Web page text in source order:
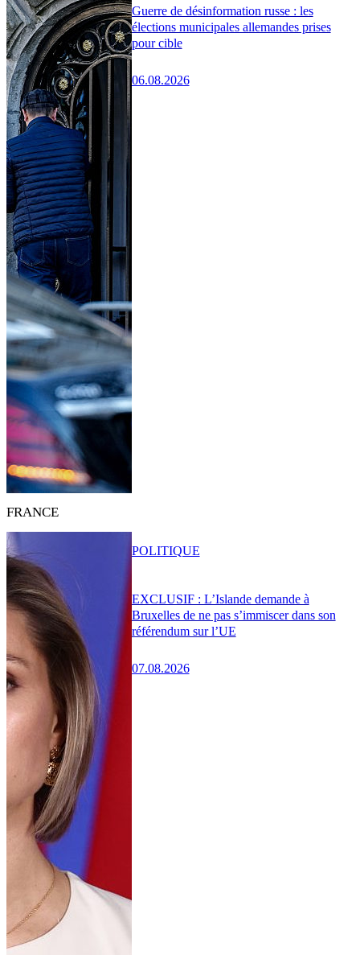
Guerre de désinformation russe : les
élections municipales allemandes prises
pour cible
06.08.2026
FRANCE
EXCLUSIF : L’Islande demande à
Bruxelles de ne pas s’immiscer dans son
référendum sur l’UE
07.08.2026
POLITIQUE